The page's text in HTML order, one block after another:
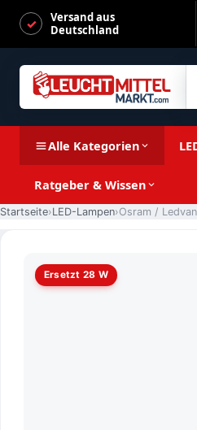
Versand aus
Deutschland
Alle Kategorien
Ratgeber & Wissen
Startseite LED-Lampen
Ersetzt 28 W
Osram / Ledvance LED